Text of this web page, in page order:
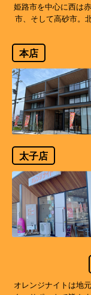
姫路市を中心に西は
市、そして高砂市。
本店
太子店
オレンジナイトは地